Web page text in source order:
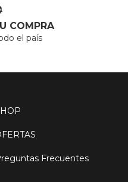
COMPRA
el país
Frecuentes